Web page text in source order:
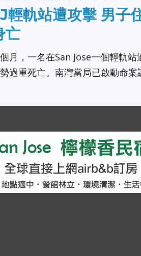
輕軌站遭攻擊 男子
亡
月，一名在San Jose一個輕軌站
過重死亡。南灣當局已啟動命案